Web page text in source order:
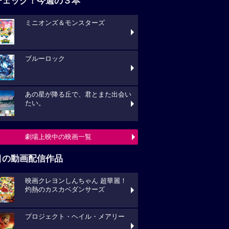
ミニオンズ＆モンスターズ
ブルーロック
あの星が降る丘で、君とまた出会い
たい。
劇場上映中の映画一覧
の動画配信作品
映画クレヨンしんちゃん 超華麗！
灼熱のカスカベダンサーズ
プロジェクト・ヘイル・メアリー